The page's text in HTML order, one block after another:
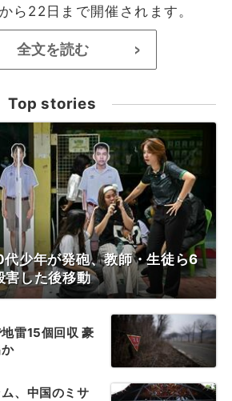
ら22日まで開催されます。
全文を読む >
Top stories
少年が発砲、教師・生徒ら6
害した後移動
雷15個回収 豪
、中国のミサ